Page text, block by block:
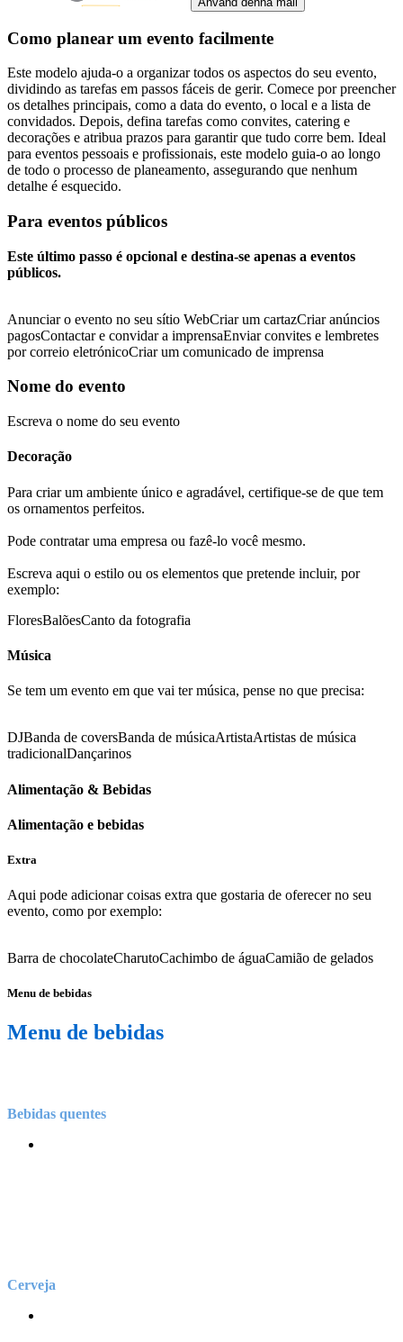
Como planear um evento facilmente
Este modelo ajuda-o a organizar todos os aspectos do seu evento,
dividindo as tarefas em passos fáceis de gerir. Comece por preencher
os detalhes principais, como a data do evento, o local e a lista de
convidados. Depois, defina tarefas como convites, catering e
decorações e atribua prazos para garantir que tudo corre bem. Ideal
para eventos pessoais e profissionais, este modelo guia-o ao longo
de todo o processo de planeamento, assegurando que nenhum
detalhe é esquecido.
Para eventos públicos
Este último passo é opcional e destina-se apenas a eventos
públicos.
Anunciar o evento no seu sítio WebCriar um cartazCriar anúncios
pagosContactar e convidar a imprensaEnviar convites e lembretes
por correio eletrónicoCriar um comunicado de imprensa
Nome do evento
Escreva o nome do seu evento
Decoração
Para criar um ambiente único e agradável, certifique-se de que tem
os ornamentos perfeitos.
Pode contratar uma empresa ou fazê-lo você mesmo.
Escreva aqui o estilo ou os elementos que pretende incluir, por
exemplo:
FloresBalõesCanto da fotografia
Música
Se tem um evento em que vai ter música, pense no que precisa:
DJBanda de coversBanda de músicaArtistaArtistas de música
tradicionalDançarinos
Alimentação & Bebidas
Alimentação e bebidas
Extra
Aqui pode adicionar coisas extra que gostaria de oferecer no seu
evento, como por exemplo:
Barra de chocolateCharutoCachimbo de águaCamião de gelados
Menu de bebidas
Menu de bebidas
Bebidas quentes
Cerveja